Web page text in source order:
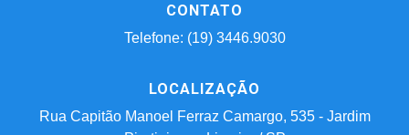
CONTATO
Telefone: (19) 3446.9030
LOCALIZAÇÃO
Rua Capitão Manoel Ferraz Camargo, 535 - Jardim